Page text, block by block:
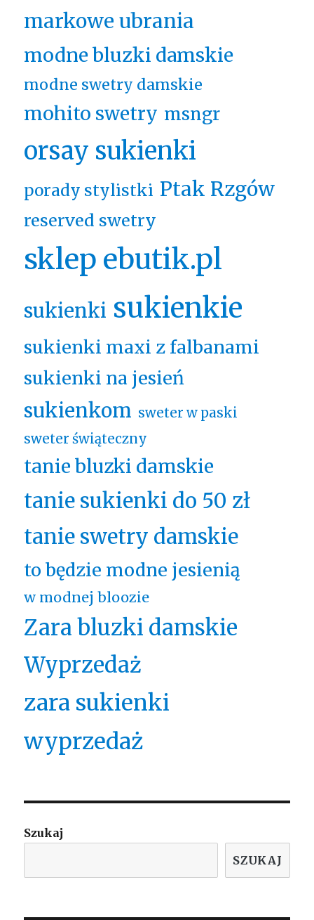
markowe ubrania
modne bluzki damskie
modne swetry damskie
mohito swetry msngr
orsay sukienki
porady stylistki Ptak Rzgów
reserved swetry
sklep ebutik.pl
sukienki sukienkie
sukienki maxi z falbanami
sukienki na jesień
sukienkom sweter w paski
sweter świąteczny
tanie bluzki damskie
tanie sukienki do 50 zł
tanie swetry damskie
to będzie modne jesienią
w modnej bloozie
Zara bluzki damskie
Wyprzedaż
zara sukienki
wyprzedaż
Szukaj
SZUKAJ